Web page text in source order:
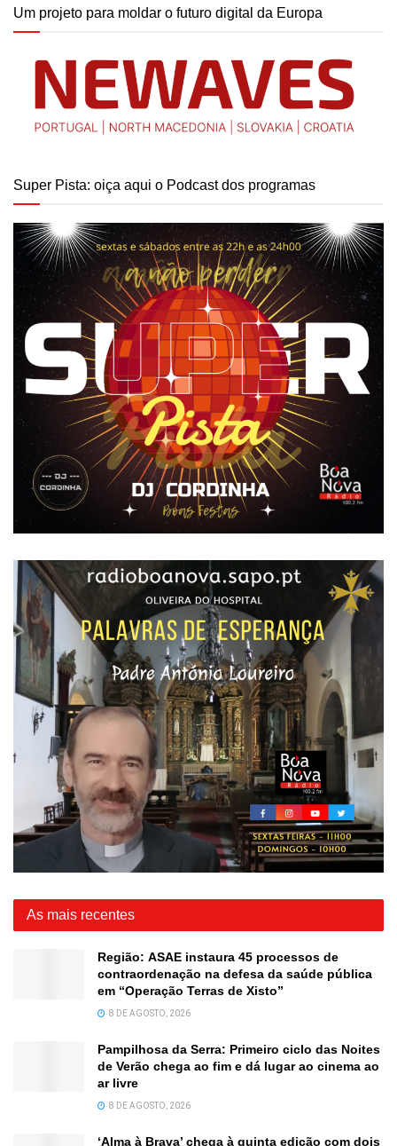
Um projeto para moldar o futuro digital da Europa
Super Pista: oiça aqui o Podcast dos programas
As mais recentes
Região: ASAE instaura 45 processos de
contraordenação na defesa da saúde pública
em “Operação Terras de Xisto”
8 DE AGOSTO, 2026
Pampilhosa da Serra: Primeiro ciclo das Noites
de Verão chega ao fim e dá lugar ao cinema ao
ar livre
8 DE AGOSTO, 2026
‘Alma à Brava’ chega à quinta edição com dois